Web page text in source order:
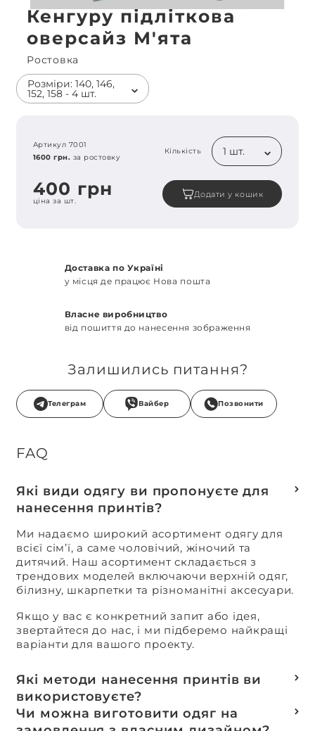
Кенгуру підліткова
оверсайз М'ята
Ростовка
Розміри: 140, 146,
152, 158 - 4 шт.
Артикул 7001
1600 грн. за ростовку
Кількість 1 шт.
400 грн
ціна за шт.
Додати у кошик
Доставка по Україні
у місця де працює Нова пошта
Власне виробництво
від пошиття до нанесення зображення
Залишились питання?
Телеграм Вайбер Позвонити
FAQ
Які види одягу ви пропонуєте для
нанесення принтів?
Ми надаємо широкий асортимент одягу для
всієї сім’ї, а саме чоловічий, жіночий та
дитячий. Наш асортимент складається з
трендових моделей включаючи верхній одяг,
білизну, шкарпетки та різноманітні аксесуари.
Якщо у вас є конкретний запит або ідея,
звертайтеся до нас, і ми підберемо найкращі
варіанти для вашого проекту.
Які методи нанесення принтів ви
використовуєте?
Термотранферний
Шовкотрафаретний
Чи можна виготовити одяг на